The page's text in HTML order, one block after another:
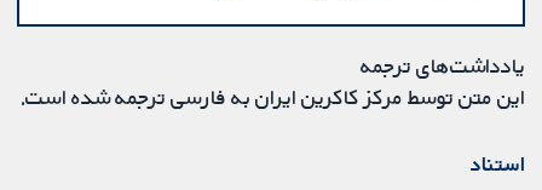
یادداشت‌های ترجمه
این متن توسط مرکز کاکرین ایران به فارسی ترجمه شده است.
استناد